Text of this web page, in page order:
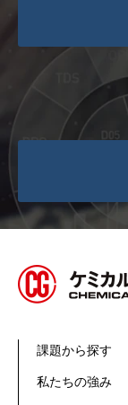
課題から探す
私たちの強み